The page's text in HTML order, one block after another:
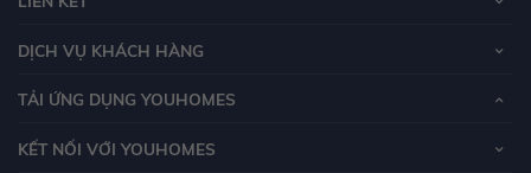
DỊCH VỤ KHÁCH HÀNG
TẢI ỨNG DỤNG YOUHOMES
KẾT NỐI VỚI YOUHOMES